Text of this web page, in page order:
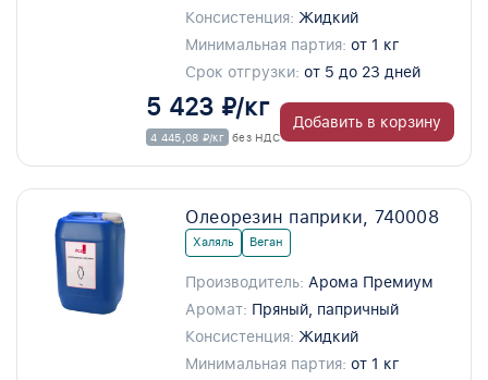
Консистенция: Жидкий
Минимальная партия: от 1 кг
Срок отгрузки: от 5 до 23 дней
5 423 ₽/кг
4 445,08 ₽/кг без НДС
Добавить в корзину
Олеорезин паприки, 740008
Халяль Веган
Производитель: Арома Премиум
Аромат: Пряный, папричный
Консистенция: Жидкий
Минимальная партия: от 1 кг